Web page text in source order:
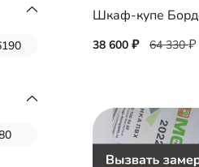
Шкаф-купе
38 600 64 330